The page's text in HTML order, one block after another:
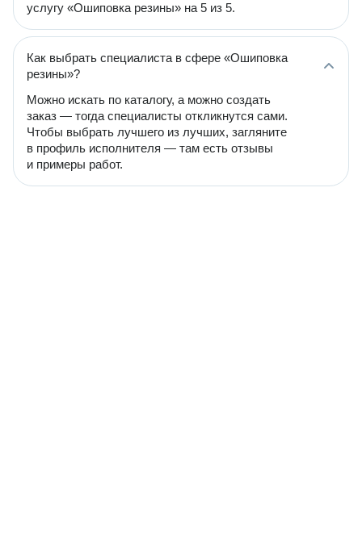
услугу «Ошиповка резины» на 5 из 5.
Как выбрать специалиста в сфере «Ошиповка
резины»?
Можно искать по каталогу, а можно создать
заказ — тогда специалисты откликнутся сами.
Чтобы выбрать лучшего из лучших, загляните
в профиль исполнителя — там есть отзывы
и примеры работ.